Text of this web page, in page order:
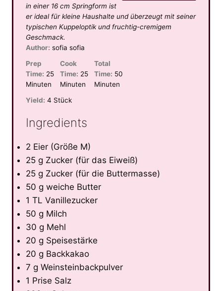
in einer 16 cm Springform ist
er ideal für kleine Haushalte und überzeugt mit seiner
typischen Kuppeloptik und fruchtig-cremigem
Geschmack.
Author: sofia sofia
Prep
Time: 25
Minuten
Cook
Time: 25
Minuten
Total
Time: 50
Minuten
Yield: 4 Stück
Ingredients
2 Eier (Größe M)
25 g Zucker (für das Eiweiß)
25 g Zucker (für die Buttermasse)
50 g weiche Butter
1 TL Vanillezucker
50 g Milch
30 g Mehl
20 g Speisestärke
20 g Backkakao
7 g Weinsteinbackpulver
1 Prise Salz